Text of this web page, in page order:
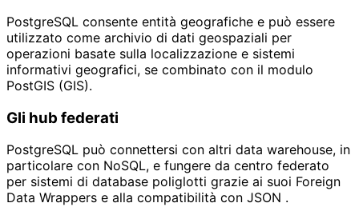
PostgreSQL consente entità geografiche e può essere
utilizzato come archivio di dati geospaziali per
operazioni basate sulla localizzazione e sistemi
informativi geografici, se combinato con il modulo
PostGIS (GIS).
Gli hub federati
PostgreSQL può connettersi con altri data warehouse, in
particolare con NoSQL, e fungere da centro federato
per sistemi di database poliglotti grazie ai suoi Foreign
Data Wrappers e alla compatibilità con JSON .